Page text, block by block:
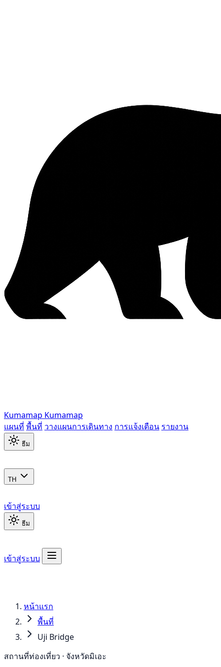
Kumamap Kumamap
แผนที่ พื้นที่ วางแผนการเดินทาง การแจ้งเตือน รายงาน
ธีม
TH
เข้าสู่ระบบ
ธีม
เข้าสู่ระบบ
หน้าแรก
พื้นที่
Uji Bridge
สถานที่ท่องเที่ยว · จังหวัดมิเอะ